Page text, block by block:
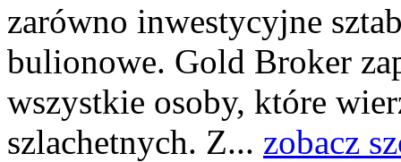
zarówno inwestycyjne
bulionowe. Gold Broker
wszystkie osoby, które
szlachetnych. Z... zobacz